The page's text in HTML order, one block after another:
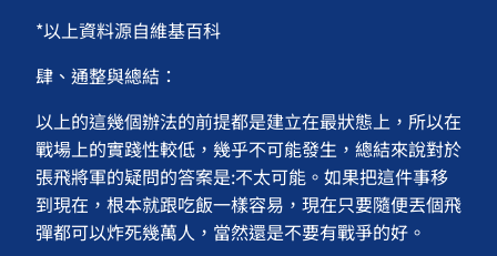
*以上資料源自維基百科
肆、通整與總結：
以上的這幾個辦法的前提都是建立在最狀態上，所以在
戰場上的實踐性較低，幾乎不可能發生，總結來說對於
張飛將軍的疑問的答案是:不太可能。如果把這件事移
到現在，根本就跟吃飯一樣容易，現在只要隨便丟個飛
彈都可以炸死幾萬人，當然還是不要有戰爭的好。